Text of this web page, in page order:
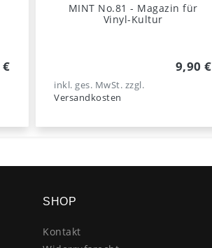
MINT No.81 - Magazin für
Vinyl-Kultur
9,90 €
inkl. ges. MwSt. zzgl.
Versandkosten
SHOP
Kontakt